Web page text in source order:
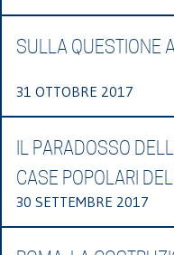
SULLA QUESTIONE
31 OTTOBRE 2017
IL PARADOSSO
CASE POPOLARI
30 SETTEMBRE 2017